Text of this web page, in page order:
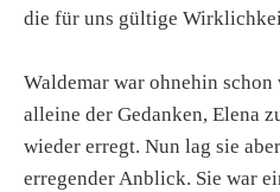
die für uns gültige
Waldemar war ohnehin
alleine der Gedanken, Elena
wieder erregt. Nun lag sie
erregender Anblick. Sie war